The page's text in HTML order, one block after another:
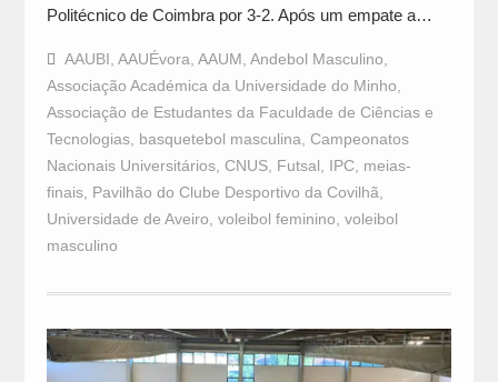
Politécnico de Coimbra por 3-2. Após um empate a…
AAUBI AAUÉvora AAUM Andebol Masculino
Associação Académica da Universidade do Minho
Associação de Estudantes da Faculdade de Ciências e
Tecnologias, basquetebol masculina Campeonatos
Nacionais Universitários, CNUS, Futsal IPC, meias-
finais, Pavilhão do Clube Desportivo da Covilhã
Universidade de Aveiro voleibol feminino voleibol
masculino